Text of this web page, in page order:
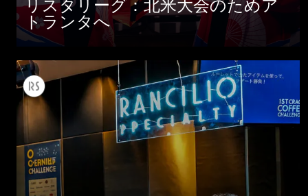
リスタリーグ：北米大会のためア
トランタへ
すべて
製品情報
ニュース
ダウンロード
もっと見る